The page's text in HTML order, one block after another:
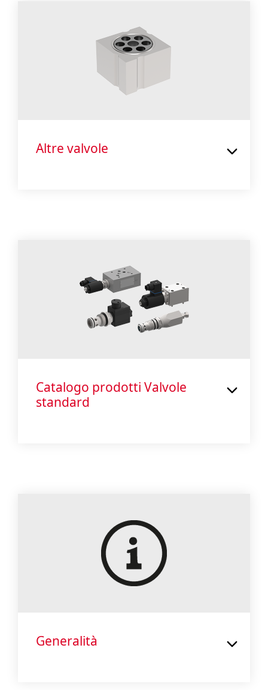
Altre valvole
Catalogo prodotti Valvole
standard
Generalità